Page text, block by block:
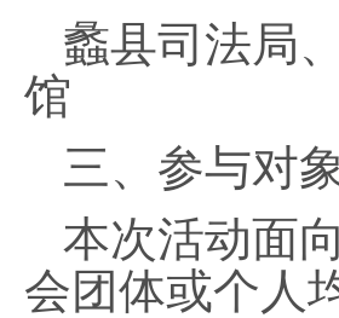
蠡县司法局
馆
三、参与对象
本次活动面
会团体或个人